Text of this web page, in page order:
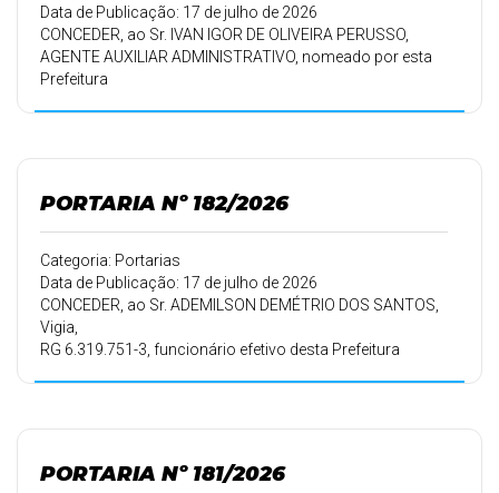
Data de Publicação: 17 de julho de 2026
CONCEDER, ao Sr. IVAN IGOR DE OLIVEIRA PERUSSO,
AGENTE AUXILIAR ADMINISTRATIVO, nomeado por esta
Prefeitura
08/04/2024 a 07/04/2025, a partir de 23/07/2026,
devendo retornar ao
trabalho em 01/08/2026 e 06 (seis) dias de férias pelo
período de trabalho
de 08/04/2024 a 07/04/2025, a partir de 31/08/2026,
devendo retornar ao
trabalho em 06/09/2026.
PORTARIA Nº 182/2026
Categoria: Portarias
Data de Publicação: 17 de julho de 2026
CONCEDER, ao Sr. ADEMILSON DEMÉTRIO DOS SANTOS,
Vigia,
RG 6.319.751-3, funcionário efetivo desta Prefeitura
PORTARIA Nº 181/2026